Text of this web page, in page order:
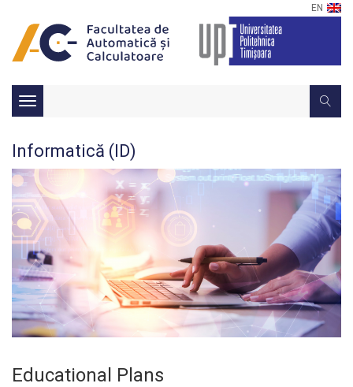
EN
Toggle
navigation
Informatică (ID)
Educational Plans